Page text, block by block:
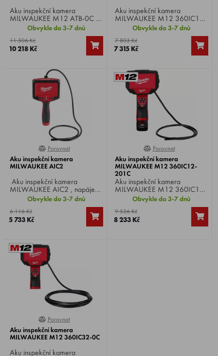
Aku inspekční kamera
MILWAUKEE M12 ATB-0C ,
Li-ion 12 V, rozměr LCD
displeje 4,3 palce, průměr
hlavy kamery 5 mm, délka
kabelu 90 cm, hmotnost 0,75
Obvykle do 3-7 dnů
11 506 Kč
10 218 Kč
Aku inspekční kamera
MILWAUKEE M12 360IC12-
0C , Li-ion 12 V, rozměr LCD
displeje 4,3 palce, průměr
hlavy kamery 10 mm, délka
kabelu 1200 mm, otočná
obrazovka o 270°, hmotnost
Obvykle do 3-7 dnů
7 803 Kč
7 315 Kč
0%
Porovnat
Aku inspekční kamera
MILWAUKEE AIC2
Aku inspekční kamera
MILWAUKEE AIC2 , napájení
4x AA baterie, rozměr LCD
displeje 4,3 palce, průměr
hlavy kamery 10 mm, délka
kabelu 1200 mm, hmotnost
Obvykle do 3-7 dnů
6 116 Kč
5 733 Kč
0%
Porovnat
Aku inspekční kamera
MILWAUKEE M12 360IC12-
201C
Aku inspekční kamera
MILWAUKEE M12 360IC12-
201C , Li-ion 12 V / 2.0 Ah,
rozměr LCD displeje 4,3
palce, průměr hlavy kamery
10 mm, délka kabelu 1200
Obvykle do 3-7 dnů
9 536 Kč
8 233 Kč
0%
Porovnat
Aku inspekční kamera
MILWAUKEE M12 360IC32-0C
Aku inspekční kamera